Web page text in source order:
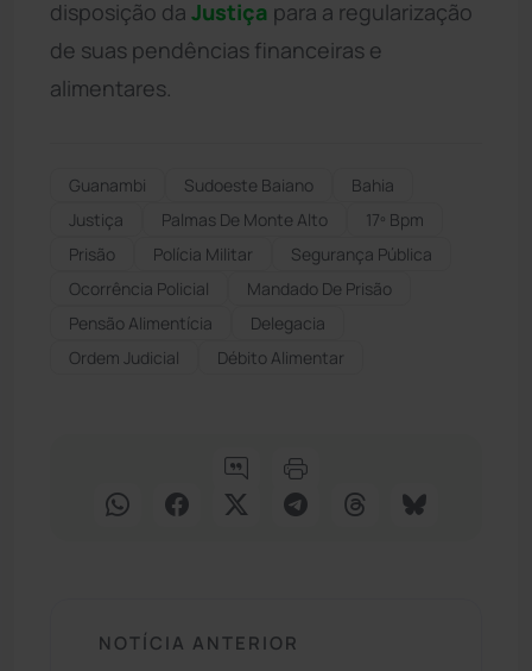
disposição da Justiça para a regularização
de suas pendências financeiras e
alimentares.
Guanambi Sudoeste Baiano
Bahia
Justiça
Palmas De Monte Alto
17º Bpm
Prisão
Polícia Militar
Segurança Pública
Ocorrência Policial
Mandado De Prisão
Pensão Alimentícia
Delegacia
Ordem Judicial
Débito Alimentar
NOTÍCIA ANTERIOR